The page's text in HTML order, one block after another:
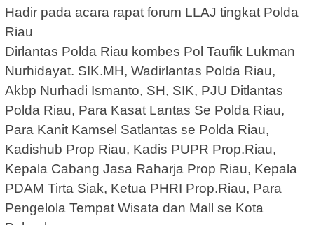
Hadir pada acara rapat forum LLAJ tingkat Polda
Riau
Dirlantas Polda Riau kombes Pol Taufik Lukman
Nurhidayat. SIK.MH, Wadirlantas Polda Riau,
Akbp Nurhadi Ismanto, SH, SIK, PJU Ditlantas
Polda Riau, Para Kasat Lantas Se Polda Riau,
Para Kanit Kamsel Satlantas se Polda Riau,
Kadishub Prop Riau, Kadis PUPR Prop.Riau,
Kepala Cabang Jasa Raharja Prop Riau, Kepala
PDAM Tirta Siak, Ketua PHRI Prop.Riau, Para
Pengelola Tempat Wisata dan Mall se Kota